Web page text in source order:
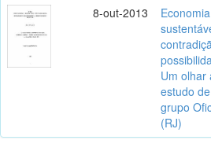
8-out-2013
Um olhar
estudo
grupo
(RJ)